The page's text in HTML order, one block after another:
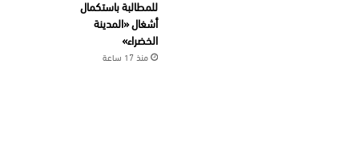
للمطالبة باستكمال
أشغال «المدينة
الخضراء»
منذ 17 ساعة